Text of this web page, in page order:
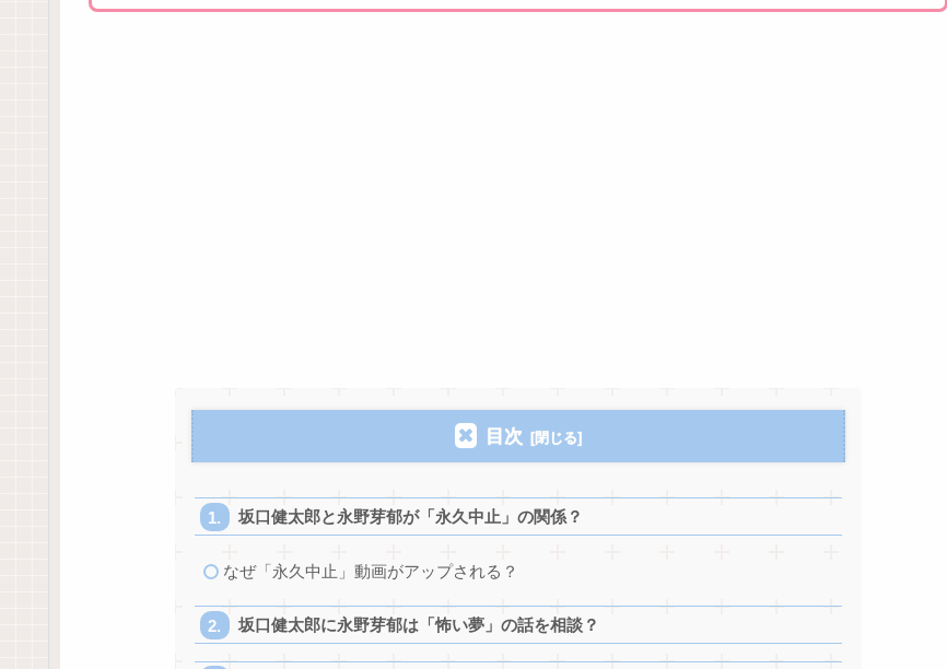
目次
坂口健太郎と永野芽郁が「永久中止」の関係？
なぜ「永久中止」動画がアップされる？
坂口健太郎に永野芽郁は「怖い夢」の話を相談？